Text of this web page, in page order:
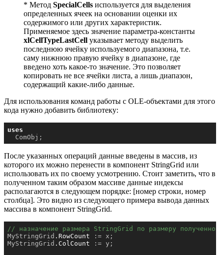
* Метод SpecialCells используется для выделения
определенных ячеек на основании оценки их
содержимого или других характеристик.
Применяемое здесь значение параметра-константы
xlCellTypeLastCell указывает методу выделить
последнюю ячейку используемого диапазона, т.е.
саму нижнюю правую ячейку в диапазоне, где
введено хоть какое-то значение. Это позволяет
копировать не все ячейки листа, а лишь диапазон,
содержащий какие-либо данные.
Для использования команд работы с OLE-объектами для этого
кода нужно добавить библиотеку:
uses
  ComObj;
После указанных операций данные введены в массив, из
которого их можно перенести в компонент StringGrid или
использовать их по своему усмотрению. Стоит заметить, что в
полученном таким образом массиве данные индексы
располагаются в следующем порядке: [номер строки, номер
столбца]. Это видно из следующего примера вывода данных
массива в компонент StringGrid.
// назначение размера StringGrid по размеру
MyStringGrid .RowCount := x;
MyStringGrid .ColCount := y;